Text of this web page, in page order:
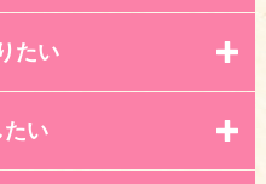
たい
たい